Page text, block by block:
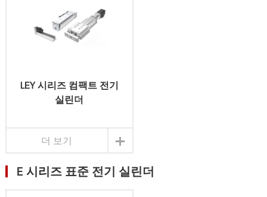
LEY 시리즈 컴팩트 전기
실린더
+
더 보기
E 시리즈 표준 전기 실린더